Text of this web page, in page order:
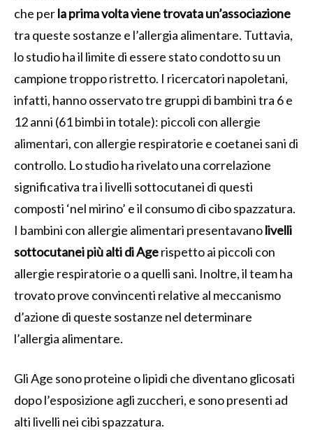
che perla prima volta viene trovata un’associazione
tra queste sostanze e l’allergia alimentare. Tuttavia,
lo studio ha il limite di essere stato condotto su un
campione troppo ristretto. I ricercatori napoletani,
infatti, hanno osservato tre gruppi di bambini tra 6 e
12 anni (61 bimbi in totale): piccoli con allergie
alimentari, con allergie respiratorie e coetanei sani di
controllo. Lo studio ha rivelato una correlazione
significativa tra i livelli sottocutanei di questi
composti ‘nel mirino’ e il consumo di cibo spazzatura.
I bambini con allergie alimentari presentavanolivelli
sottocutanei più alti di Agerispetto ai piccoli con
allergie respiratorie o a quelli sani. Inoltre, il team ha
trovato prove convincenti relative al meccanismo
d’azione di queste sostanze nel determinare
l’allergia alimentare.
Gli Age sono proteine ​​o lipidi che diventano glicosati
dopo l’esposizione agli zuccheri, e sono presenti ad
alti livelli nei cibi spazzatura.